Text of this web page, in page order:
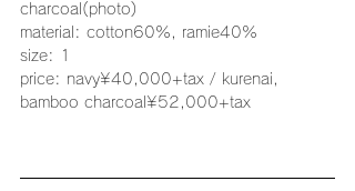
charcoal(photo)
material: cotton60%, ramie40%
size: 1
price: navy¥40,000+tax / kurenai,
bamboo charcoal¥52,000+tax